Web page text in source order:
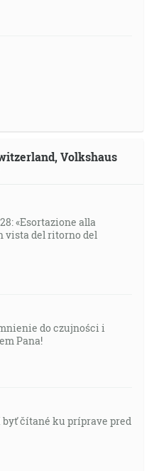
Volkshaus
«Esortazione alla
vista del ritorno del
do czujności i
Pana!
byť čítané ku príprave pred